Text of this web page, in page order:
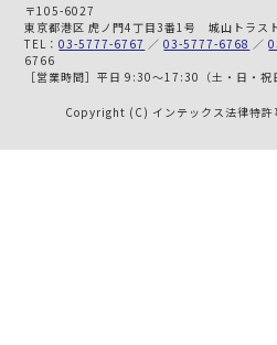
〒105-6027
東京都港区 虎ノ門4丁目3番1号 城山トラス
TEL：03-5777-6767 ／03-5777-6768 ／
6766
［営業時間］平日 9:30～17:30（土・日・祝
Copyright (C) インテックス法律特